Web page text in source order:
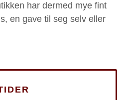
har dermed mye fint
en gave til seg selv eller